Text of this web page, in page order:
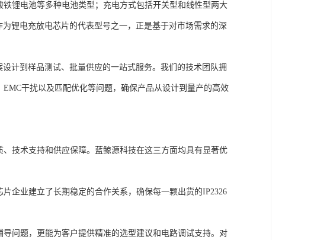
锂电池等多种电池类型；充电方式包括开关型和线性型两大
锂电充放电芯片的代表型号之一，正是基于对市场需求的深
计到样品测试、批量供应的一站式服务。我们的技术团队拥
干扰以及匹配优化等问题，确保产品从设计到量产的高效
技术支持和供应保障。蓝鲸源科技在这三方面均具有显著优
企业建立了长期稳定的合作关系，确保每一颗出货的IP2326
问题，更能为客户提供精准的选型建议和电路调试支持。对